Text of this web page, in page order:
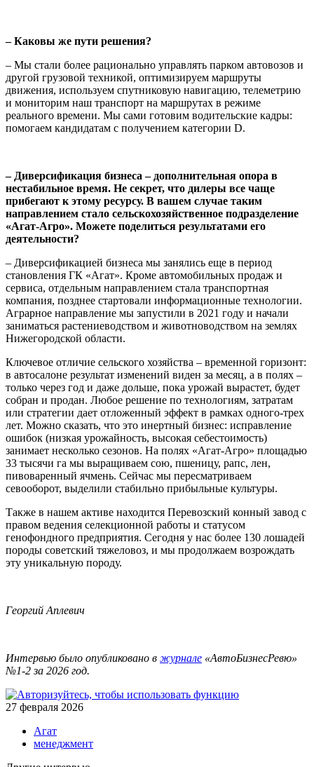
– Каковы же пути решения?
– Мы стали более рационально управлять парком автовозов и
другой грузовой техникой, оптимизируем маршруты
движения, используем спутниковую навигацию, телеметрию
и мониторим наш транспорт на маршрутах в режиме
реального времени. Мы сами готовим водительские кадры:
помогаем кандидатам с получением категории D.
– Диверсификация бизнеса – дополнительная опора в
нестабильное время. Не секрет, что дилеры все чаще
прибегают к этому ресурсу. В вашем случае таким
направлением стало сельскохозяйственное подразделение
«Агат-Агро». Можете поделиться результатами его
деятельности?
– Диверсификацией бизнеса мы занялись еще в период
становления ГК «Агат». Кроме автомобильных продаж и
сервиса, отдельным направлением стала транспортная
компания, позднее стартовали информационные технологии.
Аграрное направление мы запустили в 2021 году и начали
заниматься растениеводством и животноводством на землях
Нижегородской области.
Ключевое отличие сельского хозяйства – временной горизонт:
в автосалоне результат изменений виден за месяц, а в полях –
только через год и даже дольше, пока урожай вырастет, будет
собран и продан. Любое решение по технологиям, затратам
или стратегии дает отложенный эффект в рамках одного-трех
лет. Можно сказать, что это инертный бизнес: исправление
ошибок (низкая урожайность, высокая себестоимость)
занимает несколько сезонов. На полях «Агат-Агро» площадью
33 тысячи га мы выращиваем сою, пшеницу, рапс, лен,
пивоваренный ячмень. Сейчас мы пересматриваем
севооборот, выделили стабильно прибыльные культуры.
Также в нашем активе находится Перевозский конный завод с
правом ведения селекционной работы и статусом
генофондного предприятия. Сегодня у нас более 130 лошадей
породы советский тяжеловоз, и мы продолжаем возрождать
эту уникальную породу.
Георгий Аплевич
Интервью было опубликовано в журнале «АвтоБизнесРевю»
№1-2 за 2026 год.
27 февраля 2026
Агат
менеджмент